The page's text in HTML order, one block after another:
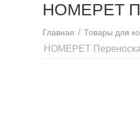
HOMEPET
Главная / Товары для